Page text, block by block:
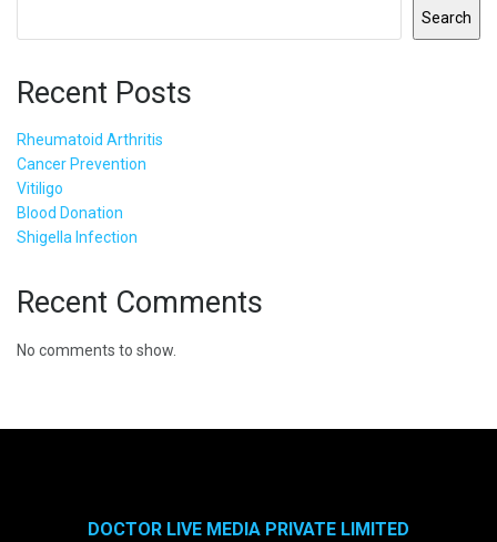
Search
Recent Posts
Rheumatoid Arthritis
Cancer Prevention
Vitiligo
Blood Donation
Shigella Infection
Recent Comments
No comments to show.
DOCTOR LIVE MEDIA PRIVATE LIMITED